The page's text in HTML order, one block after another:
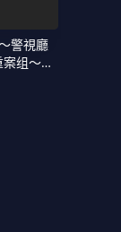
警視廳
案组〜